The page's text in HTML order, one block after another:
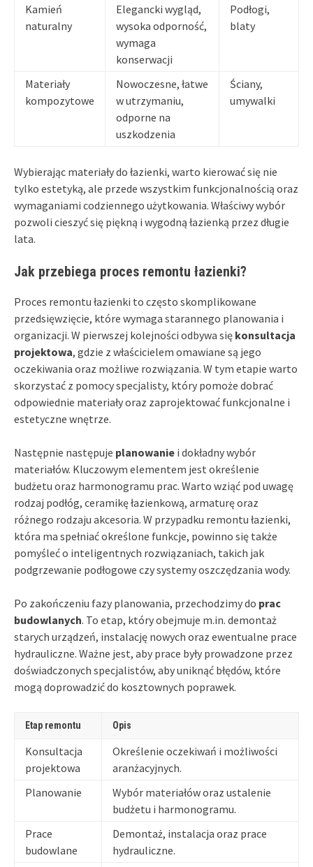
Kamień
naturalny
Elegancki wygląd,
wysoka odporność,
wymaga
konserwacji
Podłogi,
blaty
Materiały
kompozytowe
Nowoczesne, łatwe
w utrzymaniu,
odporne na
uszkodzenia
Ściany,
umywalki
Wybierając materiały do łazienki, warto kierować się nie
tylko estetyką, ale przede wszystkim funkcjonalnością oraz
wymaganiami codziennego użytkowania. Właściwy wybór
pozwoli cieszyć się piękną i wygodną łazienką przez długie
lata.
Jak przebiega proces remontu łazienki?
Proces remontu łazienki to często skomplikowane
przedsięwzięcie, które wymaga starannego planowania i
organizacji. W pierwszej kolejności odbywa się konsultacja
projektowa, gdzie z właścicielem omawiane są jego
oczekiwania oraz możliwe rozwiązania. W tym etapie warto
skorzystać z pomocy specjalisty, który pomoże dobrać
odpowiednie materiały oraz zaprojektować funkcjonalne i
estetyczne wnętrze.
Następnie następuje planowanie i dokładny wybór
materiałów. Kluczowym elementem jest określenie
budżetu oraz harmonogramu prac. Warto wziąć pod uwagę
rodzaj podłóg, ceramikę łazienkową, armaturę oraz
różnego rodzaju akcesoria. W przypadku remontu łazienki,
która ma spełniać określone funkcje, powinno się także
pomyśleć o inteligentnych rozwiązaniach, takich jak
podgrzewanie podłogowe czy systemy oszczędzania wody.
Po zakończeniu fazy planowania, przechodzimy do prac
budowlanych. To etap, który obejmuje m.in. demontaż
starych urządzeń, instalację nowych oraz ewentualne prace
hydrauliczne. Ważne jest, aby prace były prowadzone przez
doświadczonych specjalistów, aby uniknąć błędów, które
mogą doprowadzić do kosztownych poprawek.
Etap remontu Opis
Konsultacja
projektowa
Określenie oczekiwań i możliwości
aranżacyjnych.
Planowanie
Wybór materiałów oraz ustalenie
budżetu i harmonogramu.
Prace
budowlane
Demontaż, instalacja oraz prace
hydrauliczne.